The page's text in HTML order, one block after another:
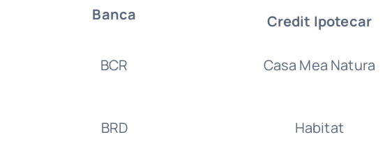
Banca Credit Ipotecar
BCR Casa Mea Natura
BRD Habitat